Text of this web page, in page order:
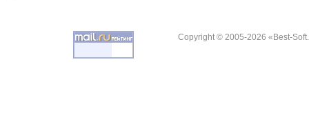
Copyright © 2005-2026 «Best-